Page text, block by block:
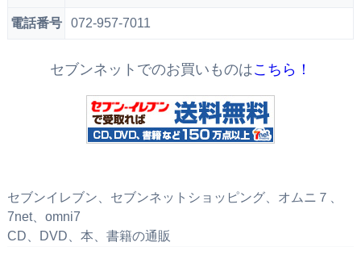
電話番号 072-957-7011
セブンネットでのお買いものはこちら！
セブンイレブン、セブンネットショッピング、オムニ７、
7net、omni7
CD、DVD、本、書籍の通販